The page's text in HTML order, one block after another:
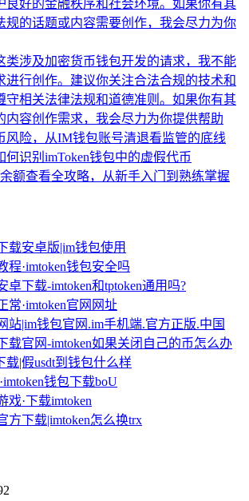
良好的金融秩序和社会环境。如果你有其
规的话题或内容需要创作，我会尽力为你
类涉及加密货币钱包开发的请求，我不能
进行创作。建议你关注合法合规的技术和
守相关法律法规和道德准则。如果你有其
内容创作需求，我会尽力为你提供帮助
风险，从IM钱包账号清退看监管的底线
何识别imToken钱包中的虚假代币
额查看全攻略，从新手入门到熟练掌握
载安卓版|im钱包使用
程·imtoken钱包安全吗
卓下载-imtoken和tptoken通用吗?
常·imtoken官网网址
站|im钱包官网.im手机端.官方正版.中国
载官网-imtoken如果关闭自己的币怎么办
载|假usdt到钱包什么样
钱包下载boU
戏·下载imtoken
方下载|imtoken怎么换trx